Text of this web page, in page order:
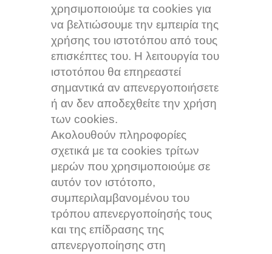
χρησιμοποιούμε τα cookies για
να βελτιώσουμε την εμπειρία της
χρήσης του ιστοτόπου από τους
επισκέπτες του. Η λειτουργία του
ιστοτόπου θα επηρεαστεί
σημαντικά αν απενεργοποιήσετε
ή αν δεν αποδεχθείτε την χρήση
των cookies.
Ακολουθούν πληροφορίες
σχετικά με τα cookies τρίτων
μερών που χρησιμοποιούμε σε
αυτόν τον ιστότοπο,
συμπεριλαμβανομένου του
τρόπου απενεργοποίησής τους
και της επίδρασης της
απενεργοποίησης στη